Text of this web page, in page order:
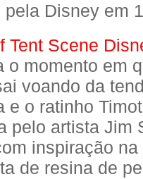
Disney em
Tent Scene
o momento em
voando da
e o ratinho
pelo artista Jim
inspiração
de resina de